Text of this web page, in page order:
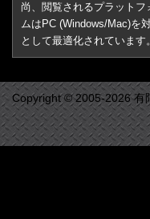
尚、閲覧されるプラットフ
ムはPC (Windows/Mac)を
として最適化されています。
Copyright © 2005-2026 有